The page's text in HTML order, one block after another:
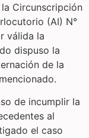
Circunscripción
(AI) N°
válida la
dispuso la
de la
de incumplir la
al
el caso